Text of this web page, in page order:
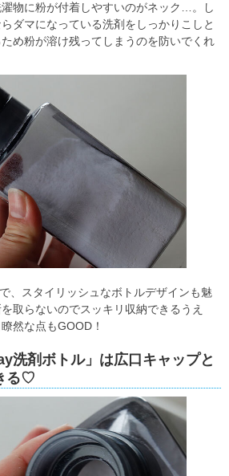
物に粉が付着しやすいのがネック…。し
ダマになっている洗剤をしっかりこしと
め粉が溶け残ってしまうのを防いでくれ
、スタイリッシュなボトルデザインも魅
取らないのでスッキリ収納できるうえ
然な点もGOOD！
洗剤ボトル」は広口キャップと
る♡